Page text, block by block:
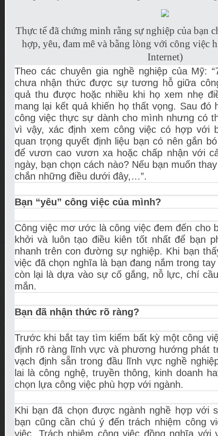
Thực tế đã chứng minh rằng sự nghiệp của bạn
hợp, yêu, đam mê và bằng lòng với công việc
Internet)
Theo các chuyên gia nghề nghiệp của Mỹ:
chưa nhận thức được sự tương hỗ giữa
quả thu được hoặc nhiều khi họ xem nhẹ
mang lại kết quả khiến họ thất vọng. Sau đó
công việc thực sự dành cho mình nhưng có
vì vậy, xác định xem công việc có hợp với
quan trọng quyết định liệu bạn có nên gắn
để vươn cao vươn xa hoặc chấp nhận với
ngày, bạn chọn cách nào? Nếu bạn muốn
chắn những điều dưới đây,…”.
Bạn “yêu” công việc của mình?
Công việc mơ ước là công việc đem đến cho
khởi và luôn tạo điều kiên tốt nhất để bạn
nhanh trên con đường sự nghiệp. Khi bạn
việc đã chọn nghĩa là bạn đang nắm trong
còn lại là dựa vào sự cố gắng, nỗ lực, chí
mắn.
Bạn đã nhận thức rõ ràng?
Trước khi bắt tay tìm kiếm bất kỳ một công
định rõ ràng lĩnh vực và phương hướng phát
vạch định sẵn trong đầu lĩnh vực nghề
lai là công nghệ, truyền thông, kinh doanh
chọn lựa công việc phù hợp với ngành.
Khi bạn đã chọn được ngành nghề hợp với
bạn cũng cần chú ý đến trách nhiệm công
việc. Trách nhiệm công việc đồng nghĩa với